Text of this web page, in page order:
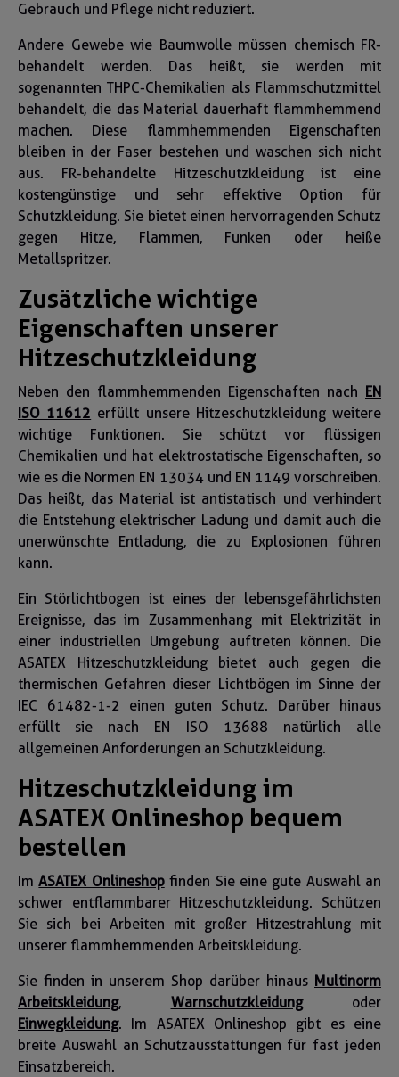
Gebrauch und Pflege nicht reduziert.
Andere Gewebe wie Baumwolle müssen chemisch FR-
behandelt werden. Das heißt, sie werden mit
sogenannten THPC-Chemikalien als Flammschutzmittel
behandelt, die das Material dauerhaft flammhemmend
machen. Diese flammhemmenden Eigenschaften
bleiben in der Faser bestehen und waschen sich nicht
aus. FR-behandelte Hitzeschutzkleidung ist eine
kostengünstige und sehr effektive Option für
Schutzkleidung. Sie bietet einen hervorragenden Schutz
gegen Hitze, Flammen, Funken oder heiße
Metallspritzer.
Zusätzliche wichtige
Eigenschaften unserer
Hitzeschutzkleidung
Neben den flammhemmenden Eigenschaften nach
EN
ISO 11612 erfüllt unsere Hitzeschutzkleidung weitere
wichtige Funktionen. Sie schützt vor flüssigen
Chemikalien und hat elektrostatische Eigenschaften, so
wie es die Normen EN 13034 und EN 1149 vorschreiben.
Das heißt, das Material ist antistatisch und verhindert
die Entstehung elektrischer Ladung und damit auch die
unerwünschte Entladung, die zu Explosionen führen
kann.
Ein Störlichtbogen ist eines der lebensgefährlichsten
Ereignisse, das im Zusammenhang mit Elektrizität in
einer industriellen Umgebung auftreten können. Die
ASATEX Hitzeschutzkleidung bietet auch gegen die
thermischen Gefahren dieser Lichtbögen im Sinne der
IEC 61482-1-2 einen guten Schutz. Darüber hinaus
erfüllt sie nach EN ISO 13688 natürlich alle
allgemeinen Anforderungen an Schutzkleidung.
Hitzeschutzkleidung im
ASATEX Onlineshop bequem
bestellen
ImASATEX Onlineshopfinden Sie eine gute Auswahl an
schwer entflammbarer Hitzeschutzkleidung. Schützen
Sie sich bei Arbeiten mit großer Hitzestrahlung mit
unserer flammhemmenden Arbeitskleidung.
Sie finden in unserem Shop darüber hinaus Multinorm
Arbeitskleidung, Warnschutzkleidungoder
Einwegkleidung. Im ASATEX Onlineshop gibt es eine
breite Auswahl an Schutzausstattungen für fast jeden
Einsatzbereich.